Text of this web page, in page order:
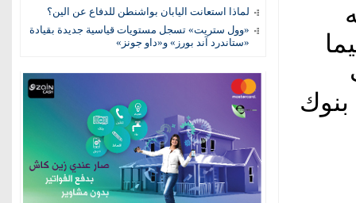
لماذا استعانت اليابان بواشنطن للدفاع عن الين؟
«وول ستريت» تسجل مستويات قياسية جديدة بقيادة
«ستاندرد آند بورز» و«داو جونز»
بنوك